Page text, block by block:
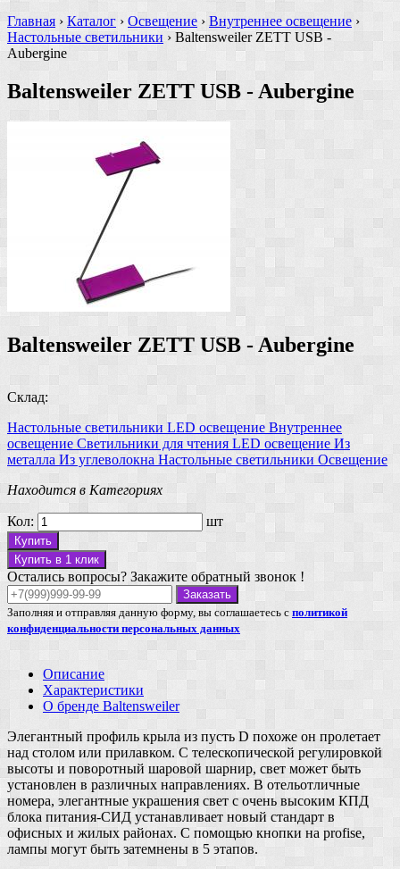
Главная › Каталог › Освещение › Внутреннее освещение ›
Настольные светильники › Baltensweiler ZETT USB -
Aubergine
Baltensweiler ZETT USB - Aubergine
Baltensweiler ZETT USB - Aubergine
Склад:
Настольные светильники LED освещение Внутреннее
освещение Светильники для чтения LED освещение Из
металла Из углеволокна Настольные светильники Освещение
Находится в Категориях
Кол: шт
Купить
Купить в 1 клик
Остались вопросы? Закажите обратный звонок !
Заказать
Заполняя и отправляя данную форму, вы соглашаетесь с политикой
конфиденциальности персональных данных
Описание
Характеристики
О бренде Baltensweiler
Элегантный профиль крыла из пусть D похоже он пролетает
над столом или прилавком. С телескопической регулировкой
высоты и поворотный шаровой шарнир, свет может быть
установлен в различных направлениях. В отельотличные
номера, элегантные украшения свет с очень высоким КПД
блока питания-СИД устанавливает новый стандарт в
офисных и жилых районах. С помощью кнопки на profise,
лампы могут быть затемнены в 5 этапов.